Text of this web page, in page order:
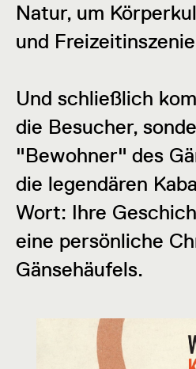
Natur, um
und
Und schließlich
die Besucher,
"Bewohner" des
die legendären
Wort: Ihre
eine persönliche
Gänsehäufels.